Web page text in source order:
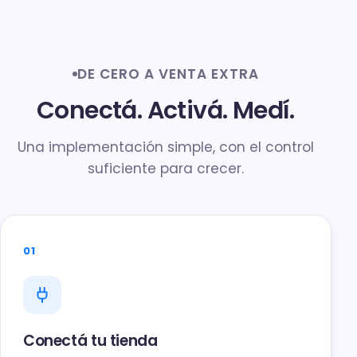
DE CERO A VENTA EXTRA
Conectá. Activá. Medí.
Una implementación simple, con el control
suficiente para crecer.
01
Conectá tu tienda